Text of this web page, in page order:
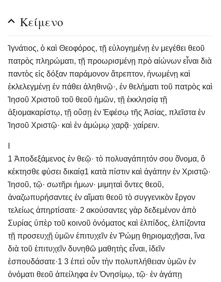
Κείμενο
Ἰγνάτιος, ὁ καὶ Θεοφόρος, τῇ εὐλογημένῃ ἐν μεγέθει θεοῦ
πατρὸς πληρώματι, τῇ προωρισμένῃ πρὸ αἰώνων εἶναι διὰ
παντὸς εἰς δόξαν παράμονον ἄτρεπτον, ἡνωμένῃ καὶ
ἐκλελεγμένῃ ἐν πάθει ἀληθινῷ·, ἐν θελήματι τοῦ πατρὸς καὶ
Ἰησοῦ Χριστοῦ τοῦ θεοῦ ἡμῶν, τῇ ἐκκλησίᾳ τῇ
ἀξιομακαρίστῳ, τῇ οὔσῃ ἐν Ἐφέσῳ τῆς Ἀσίας, πλεῖστα ἐν
Ἰησοῦ Χριστῷ· καὶ ἐν ἀμώμῳ χαρᾷ· χαίρειν.
1 Ἀποδεξάμενος ἐν θεῷ· τὸ πολυαγάπητόν σου ὄ̓νομα, ὃ
κέκτησθε φύσει δικαίᾳ 1 κατὰ πίστιν καὶ ἀγάπην ἐν Χριστῷ·
Ἰησοῦ, τῷ· σωτῆρι ἡμων· μιμηταὶ ὄντες θεοῦ,
ἀναζωπυρήσαντες ἐν αἵματι θεοῦ τὸ συγγενικὸν ἔργον
τελείως ἀπηρτίσατε· 2 ακούσαντες γὰρ δεδεμένον ἀπὸ
Συρίας ὑπὲρ τοῦ κοινοῦ ὀνόματος καὶ ἐλπίδος, ἐλπίζοντα
τῇ προσευχῇ ὑμῶν ἐπιτυχεῖν ἐν Ῥώμῃ θηριομαχῆσαι, ἵνα
διὰ τοῦ ἐπιτυχεῖν δυνηθῶ μαθητὴς εἶναι, ἰδεῖν
ἐσπουδάσατε· 1 3 ἐπεὶ οὖν τὴν πολυπλήθειαν ὑμῶν ἐν
ὀνόματι θεοῦ ἀπείληφα ἐν Ὀνησίμῳ, τῷ· ἐν ἀγάπῃ